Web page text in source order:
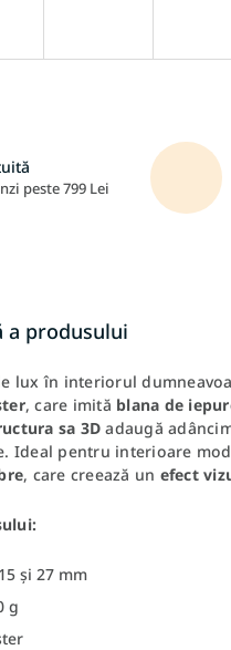
peste 799 Lei
a produsului
lux în interiorul
, care imită blana de
sa 3D adaugă
Ideal pentru interioare
, care creează un efect
și 27 mm
g